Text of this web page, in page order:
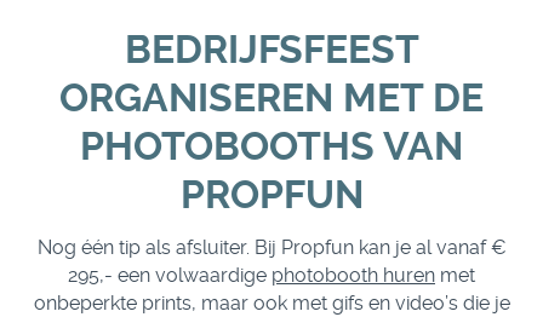
BEDRIJFSFEEST
ORGANISEREN MET DE
PHOTOBOOTHS VAN
PROPFUN
Nog één tip als afsluiter. Bij Propfun kan je al vanaf €
295,- een volwaardige photobooth huren met
onbeperkte prints, maar ook met gifs en video’s die je